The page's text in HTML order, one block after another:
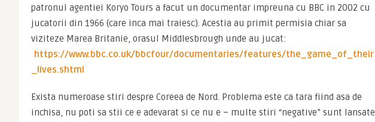
patronul agentiei Koryo Tours a facut un documentar impreuna cu BBC in 2002 cu
jucatorii din 1966 (care inca mai traiesc). Acestia au primit permisia chiar sa
https://www.bbc.co.uk/bbcfour/documentaries/features/the_game_of_their
_lives.shtml
Exista numeroase stiri despre Coreea de Nord. Problema este ca tara fiind asa de
inchisa, nu poti sa stii ce e adevarat si ce nu e – multe stiri “negative” sunt lansate